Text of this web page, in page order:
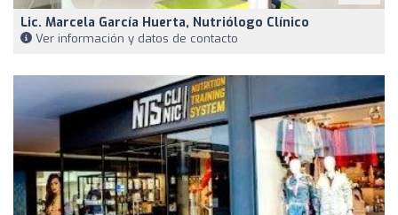
Lic. Marcela García Huerta, Nutriólogo Clínico
Ver información y datos de contacto